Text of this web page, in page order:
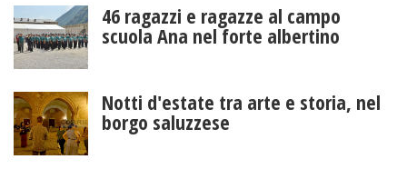
46 ragazzi e ragazze al campo
scuola Ana nel forte albertino
Notti d'estate tra arte e storia, nel
borgo saluzzese